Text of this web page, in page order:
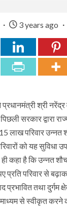
3 years ago
श्री नरेंद्र
सरकार द्वारा
लाख परिवार उन्नत
को यह सुविधा
कहा है कि उन्नत
प्रति परिवार से
प्रभावित तथा दुर्गम
माध्यम से स्वीकृत करने